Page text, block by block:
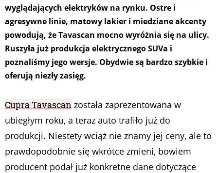
wyglądających elektryków na rynku. Ostre i
agresywne linie, matowy lakier i miedziane akcenty
powodują, że Tavascan mocno wyróżnia się na ulicy.
Ruszyła już produkcja elektrycznego SUVa i
poznaliśmy jego wersje. Obydwie są bardzo szybkie i
oferują niezły zasięg.
Cupra Tavascan została zaprezentowana w
ubiegłym roku, a teraz auto trafiło już do
produkcji. Niestety wciąż nie znamy jej ceny, ale to
prawdopodobnie się wkrótce zmieni, bowiem
producent podał już konkretne dane dotyczące